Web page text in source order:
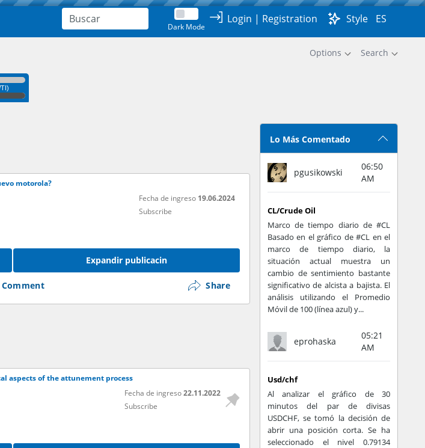
Dark Mode
Login | Registration Style ES
Options Search
motorola?
Fecha de ingreso 19.06.2024
Subscribe
Expandir publicacin
Comment Share
aspects of the attunement process
Fecha de ingreso22.11.2022
Subscribe
Lo Más Comentado
pgusikowski
06:50
AM
CL/Crude Oil
Marco de tiempo diario de #CL
Basado en el gráfico de #CL en el
marco de tiempo diario, la
situación actual muestra un
cambio de sentimiento bastante
significativo de alcista a bajista. El
análisis utilizando el Promedio
Móvil de 100 (línea azul) y...
eprohaska
05:21
AM
Usd/chf
Al analizar el gráfico de 30
minutos del par de divisas
USDCHF, se tomó la decisión de
abrir una posición corta. Se ha
seleccionado el nivel 0.79134